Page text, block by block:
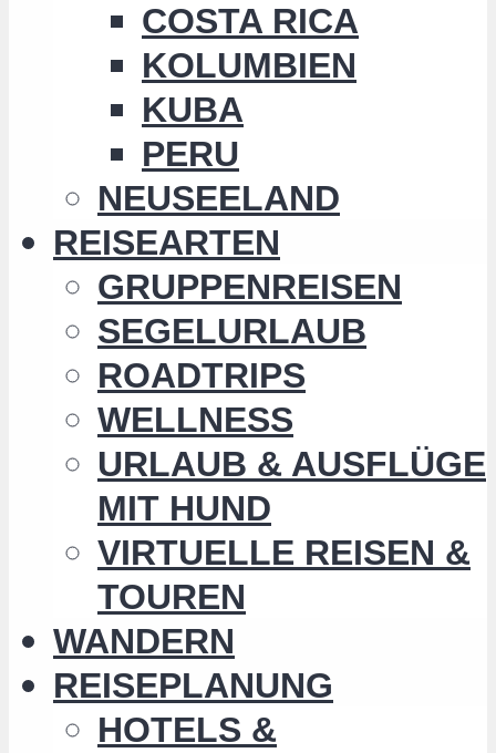
COSTA RICA
KOLUMBIEN
KUBA
PERU
NEUSEELAND
REISEARTEN
GRUPPENREISEN
SEGELURLAUB
ROADTRIPS
WELLNESS
URLAUB & AUSFLÜGE
MIT HUND
VIRTUELLE REISEN &
TOUREN
WANDERN
REISEPLANUNG
HOTELS &